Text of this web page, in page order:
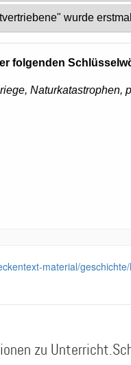
material/
zu